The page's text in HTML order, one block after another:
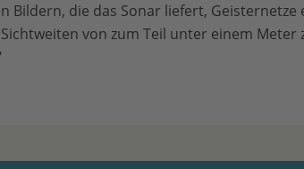
Bildern, die das Sonar liefert,
von zum Teil unter einem Meter